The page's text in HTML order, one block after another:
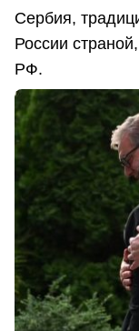
Сербия,
России
РФ.